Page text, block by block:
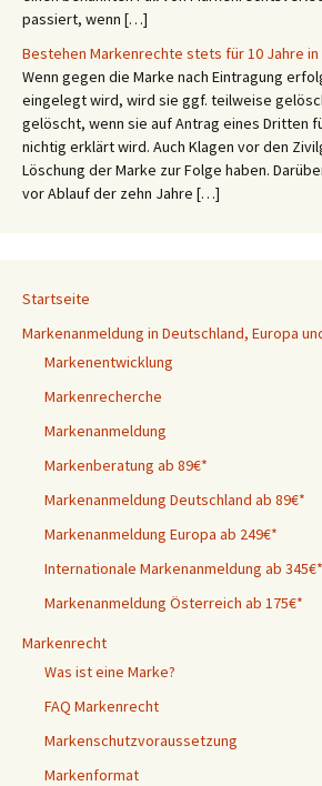
passiert, wenn […]
Bestehen Markenrechte stets für 10 Jahre in
Wenn gegen die Marke nach Eintragung
eingelegt wird, wird sie ggf. teilweise
gelöscht, wenn sie auf Antrag eines Dritten
nichtig erklärt wird. Auch Klagen vor den
Löschung der Marke zur Folge haben.
vor Ablauf der zehn Jahre […]
Startseite
Markenanmeldung in Deutschland, Europa
Markenentwicklung
Markenrecherche
Markenanmeldung
Markenberatung ab 89€*
Markenanmeldung Deutschland ab 89€*
Markenanmeldung Europa ab 249€*
Internationale Markenanmeldung ab 345€*
Markenanmeldung Österreich ab 175€*
Markenrecht
Was ist eine Marke?
FAQ Markenrecht
Markenschutzvoraussetzung
Markenformat